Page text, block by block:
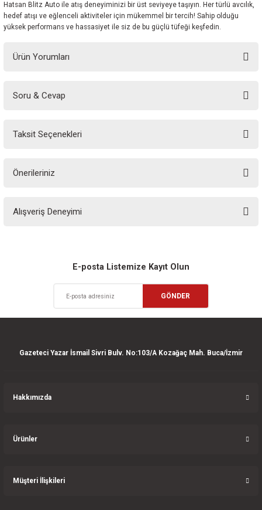
Hatsan Blitz Auto ile atış deneyiminizi bir üst seviyeye taşıyın. Her türlü avcılık,
hedef atışı ve eğlenceli aktiviteler için mükemmel bir tercih! Sahip olduğu
yüksek performans ve hassasiyet ile siz de bu güçlü tüfeği keşfedin.
Ürün Yorumları
Soru & Cevap
Taksit Seçenekleri
Önerileriniz
yetersiz gördüğünüz noktaları öneri formunu kullanarak tarafımıza
Ürün resmi kalitesiz, bozuk veya görüntülenemiyor.
Ürün açıklamasında eksik bilgiler bulunuyor.
Ürün bilgilerinde hatalar bulunuyor.
Ürün fiyatı diğer sitelerden daha pahalı.
Alışveriş Deneyimi
Deneyimini Paylaş
E-posta Listemize Kayıt Olun
GÖNDER
Gazeteci Yazar İsmail Sivri Bulv. No:103/A Kozağaç Mah. Buca/İzmir
Hakkımızda
Ürünler
Müşteri İlişkileri